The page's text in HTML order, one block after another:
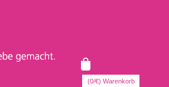
(0/€) Warenkorb